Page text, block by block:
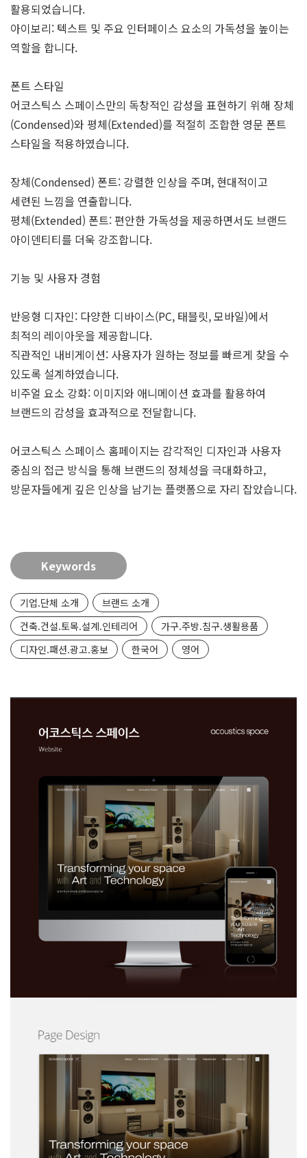
활용되었습니다.
아이보리: 텍스트 및 주요 인터페이스 요소의 가독성을 높이는
역할을 합니다.
폰트 스타일
어코스틱스 스페이스만의 독창적인 감성을 표현하기 위해 장체
(Condensed)와 평체(Extended)를 적절히 조합한 영문 폰트
스타일을 적용하였습니다.
장체(Condensed) 폰트: 강렬한 인상을 주며, 현대적이고
세련된 느낌을 연출합니다.
평체(Extended) 폰트: 편안한 가독성을 제공하면서도 브랜드
아이덴티티를 더욱 강조합니다.
기능 및 사용자 경험
반응형 디자인: 다양한 디바이스(PC, 태블릿, 모바일)에서
최적의 레이아웃을 제공합니다.
직관적인 내비게이션: 사용자가 원하는 정보를 빠르게 찾을 수
있도록 설계하였습니다.
비주얼 요소 강화: 이미지와 애니메이션 효과를 활용하여
브랜드의 감성을 효과적으로 전달합니다.
어코스틱스 스페이스 홈페이지는 감각적인 디자인과 사용자
중심의 접근 방식을 통해 브랜드의 정체성을 극대화하고,
방문자들에게 깊은 인상을 남기는 플랫폼으로 자리 잡았습니다.
Keywords
기업.단체 소개
브랜드 소개
건축.건설.토목.설계.인테리어
가구.주방.침구.생활용품
디자인.패션.광고.홍보
한국어 영어